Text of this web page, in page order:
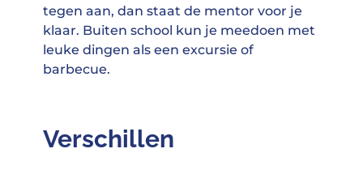
tegen aan, dan staat de mentor voor je
klaar. Buiten school kun je meedoen met
leuke dingen als een excursie of
barbecue.
Verschillen